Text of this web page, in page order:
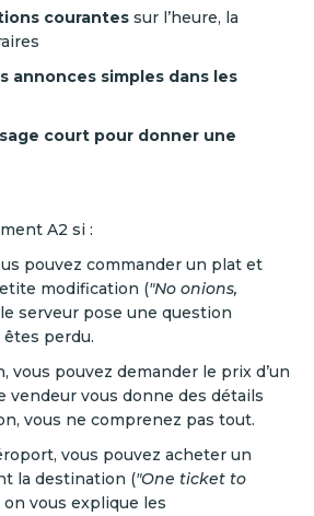
courantes sur l’heure, la
annonces simples dans les
court pour donner une
A2 si :
pouvez commander un plat et
modification ("No onions,
serveur pose une question
perdu.
vous pouvez demander le prix d’un
vendeur vous donne des détails
vous ne comprenez pas tout.
vous pouvez acheter un
la destination ("One ticket to
on vous explique les